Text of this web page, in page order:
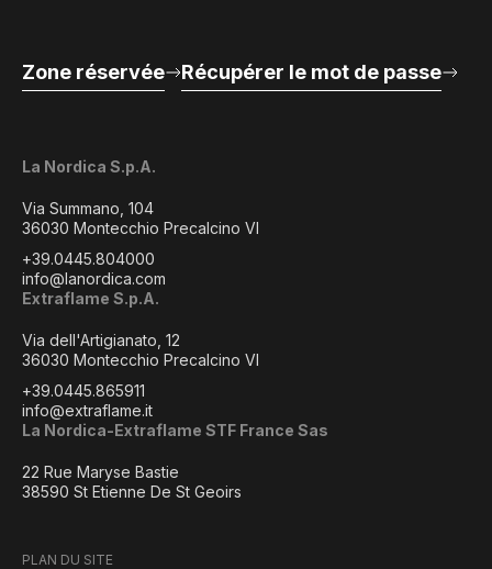
La Nordica S.p.A.
Via Summano, 104
36030 Montecchio Precalcino VI
+39.0445.804000
info@lanordica.com
Extraflame S.p.A.
Via dell'Artigianato, 12
36030 Montecchio Precalcino VI
+39.0445.865911
info@extraflame.it
La Nordica-Extraflame STF France Sas
22 Rue Maryse Bastie
38590 St Etienne De St Geoirs
Zone réservée Récupérer le mot de passe
PLAN DU SITE